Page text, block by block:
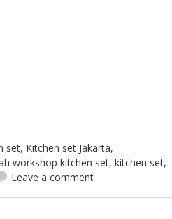
set, Kitchen set Jakarta,
workshop kitchen set, kitchen set,
Leave a comment